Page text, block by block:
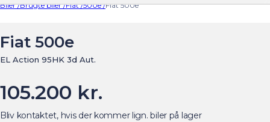
Biler /Brugte biler /Fiat /500e /Fiat 500e
Fiat 500e
EL Action 95HK 3d Aut.
105.200 kr.
Bliv kontaktet, hvis der kommer lign. biler på lager